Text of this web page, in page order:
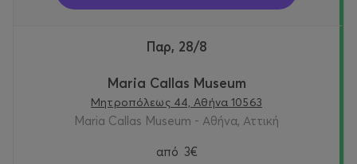
Παρ, 28/8
Maria Callas Museum
Μητροπόλεως 44, Αθήνα 10563
Maria Callas Museum - Αθήνα, Αττική
από 3€